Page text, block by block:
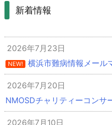
新着情報
2026年7月23日
NEW! 横浜市難病情報メー
2026年7月20日
NMOSDチャリティーコンサ
2026年7月10日